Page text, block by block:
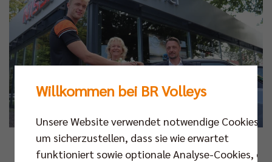
Foto: BR Volleys
Willkommen bei BR Volleys
Unsere Website verwendet notwendige Cookies,
um sicherzustellen, dass sie wie erwartet
funktioniert sowie optionale Analyse-Cookies, die